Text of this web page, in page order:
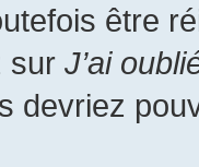
être
sur J’ai
devriez